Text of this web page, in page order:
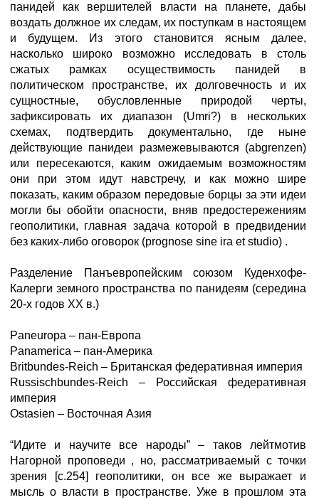
панидей как вершителей власти на планете, дабы
воздать должное их следам, их поступкам в настоящем
и будущем. Из этого становится ясным далее,
насколько широко возможно исследовать в столь
сжатых рамках осуществимость панидей в
политическом пространстве, их долговечность и их
сущностные, обусловленные природой черты,
зафиксировать их диапазон (Umri?) в нескольких
схемах, подтвердить документально, где ныне
действующие панидеи размежевываются (abgrenzen)
или пересекаются, каким ожидаемым возможностям
они при этом идут навстречу, и как можно шире
показать, каким образом передовые борцы за эти идеи
могли бы обойти опасности, вняв предостережениям
геополитики, главная задача которой в предвидении
без каких-либо оговорок (prognose sine ira et studio) .
Разделение Панъевропейским союзом Куденхофе-
Калерги земного пространства по панидеям (середина
20-х годов ХХ в.)
Paneuropa – пан-Европа
Panamerica – пан-Америка
Britbundes-Reich – Британская федеративная империя
Russischbundes-Reich – Российская федеративная
империя
Ostasien – Восточная Азия
“Идите и научите все народы” – таков лейтмотив
Нагорной проповеди , но, рассматриваемый с точки
зрения [с.254] геополитики, он все же выражает и
мысль о власти в пространстве. Уже в прошлом эта